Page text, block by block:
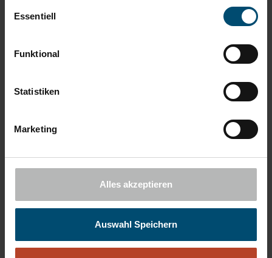
Essentiell
Funktional
Statistiken
Marketing
Alles akzeptieren
Auswahl Speichern
Ernsting’s family